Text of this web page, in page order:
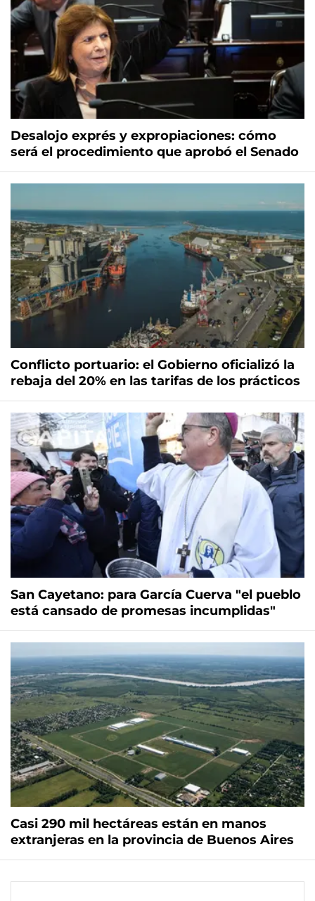
Desalojo exprés y expropiaciones: cómo
será el procedimiento que aprobó el Senado
Conflicto portuario: el Gobierno oficializó la
rebaja del 20% en las tarifas de los prácticos
San Cayetano: para García Cuerva "el pueblo
está cansado de promesas incumplidas"
Casi 290 mil hectáreas están en manos
extranjeras en la provincia de Buenos Aires